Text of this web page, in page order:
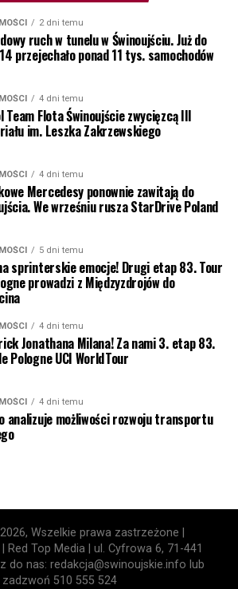
2 dni temu
ruch w tunelu w Świnoujściu. Już do
przejechało ponad 11 tys. samochodów
4 dni temu
Team Flota Świnoujście zwycięzcą III
im. Leszka Zakrzewskiego
4 dni temu
Mercedesy ponownie zawitają do
We wrześniu rusza StarDrive Poland
5 dni temu
sprinterskie emocje! Drugi etap 83. Tour
prowadzi z Międzyzdrojów do
4 dni temu
Jonathana Milana! Za nami 3. etap 83.
Pologne UCI WorldTour
4 dni temu
analizuje możliwości rozwoju transportu
Wszelkie prawa zastrzeżone |
Red Top Media | ul. Cyfrowa 6, 71-441
do nas: redakcja@swinoujskie.info lub
zadzwoń 510 555 524